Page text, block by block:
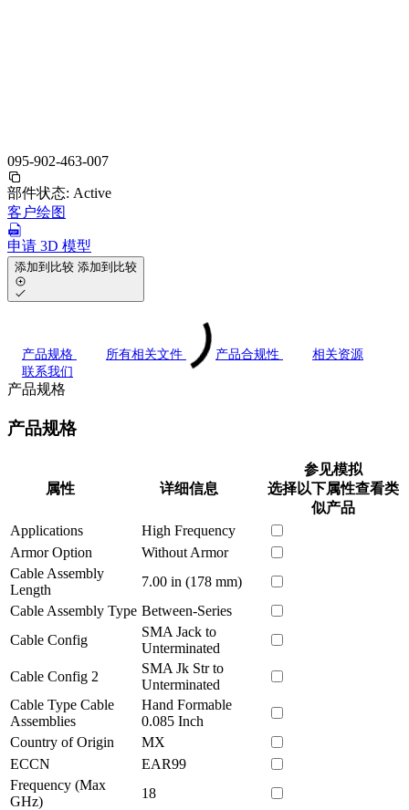
095-902-463-007
部件状态: Active
客户绘图
申请 3D 模型
添加到比较 添加到比较
产品规格 所有相关文件 产品合规性
相关资源
联系我们
产品规格
产品规格
属性 详细信息
参见模拟
选择以下属性查看类
似产品
Applications
High Frequency
Armor Option
Without Armor
Cable Assembly
Length
7.00 in (178 mm)
Cable Assembly Type Between-Series
Cable Config
SMA Jack to
Unterminated
Cable Config 2
SMA Jk Str to
Unterminated
Cable Type Cable
Assemblies
Hand Formable
0.085 Inch
Country of Origin
MX
ECCN
EAR99
Frequency (Max
GHz)
18